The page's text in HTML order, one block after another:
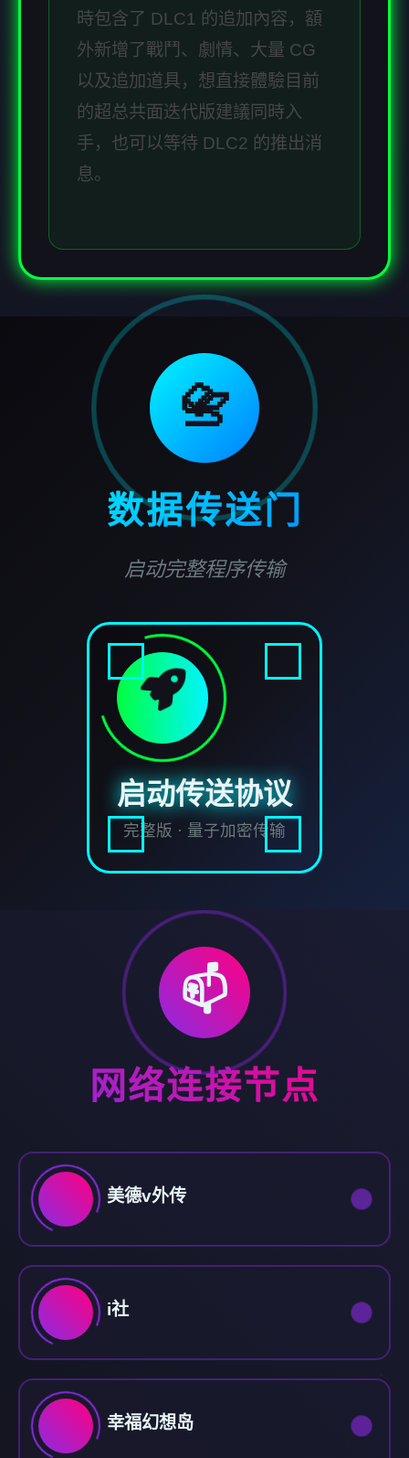
時包含了 DLC1 的追加內容，額
外新增了戰鬥、劇情、大量 CG
以及追加道具，想直接體驗目前
的超总共面迭代版建議同時入
手，也可以等待 DLC2 的推出消
息。
📇
数据传送门
启动完整程序传输
启动传送协议
完整版 · 量子加密传输
📫
网络连接节点
美德v外传
i社
幸福幻想岛